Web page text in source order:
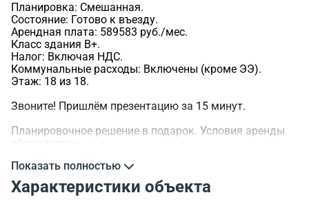
Планировка: Смешанная.
Состояние: Готово к въезду.
Арендная плата: 589583 руб./мес.
Класс здания B+.
Налог: Включая НДС.
Коммунальные расходы: Включены (кроме ЭЭ).
Этаж: 18 из 18.
Звоните! Пришлём презентацию за 15 минут.
Планировочное решение в подарок. Условия аренды
обсуждаемы.
>ID объекта - 105106.
Показать полностью
Характеристики объекта